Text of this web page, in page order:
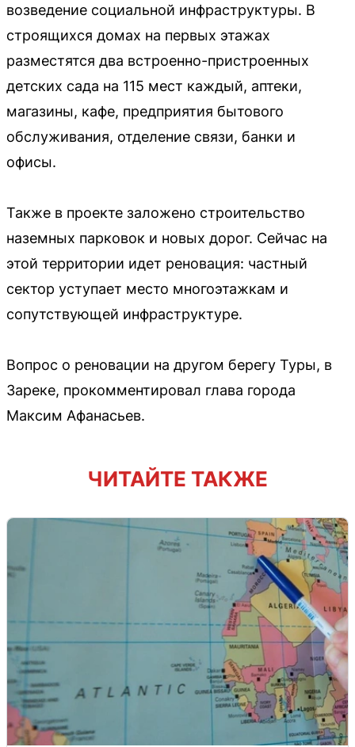
возведение социальной инфраструктуры. В
строящихся домах на первых этажах
разместятся два встроенно-пристроенных
детских сада на 115 мест каждый, аптеки,
магазины, кафе, предприятия бытового
обслуживания, отделение связи, банки и
офисы.
Также в проекте заложено строительство
наземных парковок и новых дорог. Сейчас на
этой территории идет реновация: частный
сектор уступает место многоэтажкам и
сопутствующей инфраструктуре.
Вопрос о реновации на другом берегу Туры, в
Зареке, прокомментировал глава города
Максим Афанасьев.
ЧИТАЙТЕ ТАКЖЕ